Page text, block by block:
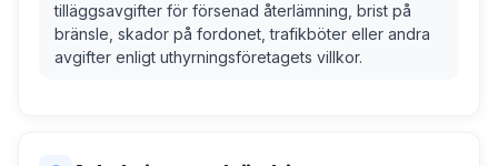
tilläggsavgifter för försenad återlämning, brist på
bränsle, skador på fordonet, trafikböter eller andra
avgifter enligt uthyrningsföretagets villkor.